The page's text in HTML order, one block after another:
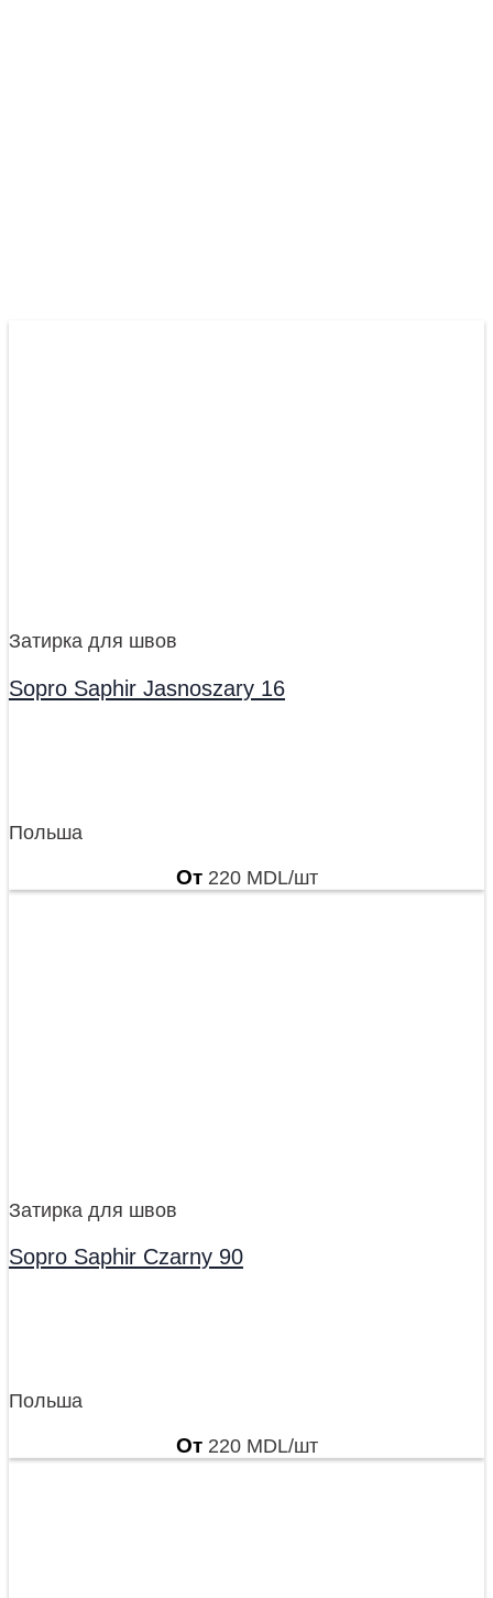
Затирка для швов
Sopro Saphir Jasnoszary 16
Польша
От 220 MDL/шт
Затирка для швов
Sopro Saphir Czarny 90
Польша
От 220 MDL/шт